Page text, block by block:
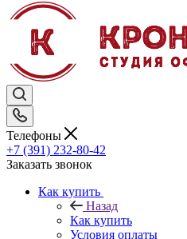
Телефоны
+7 (391) 232-80-42
Заказать звонок
Как купить
Назад
Как купить
Условия оплаты